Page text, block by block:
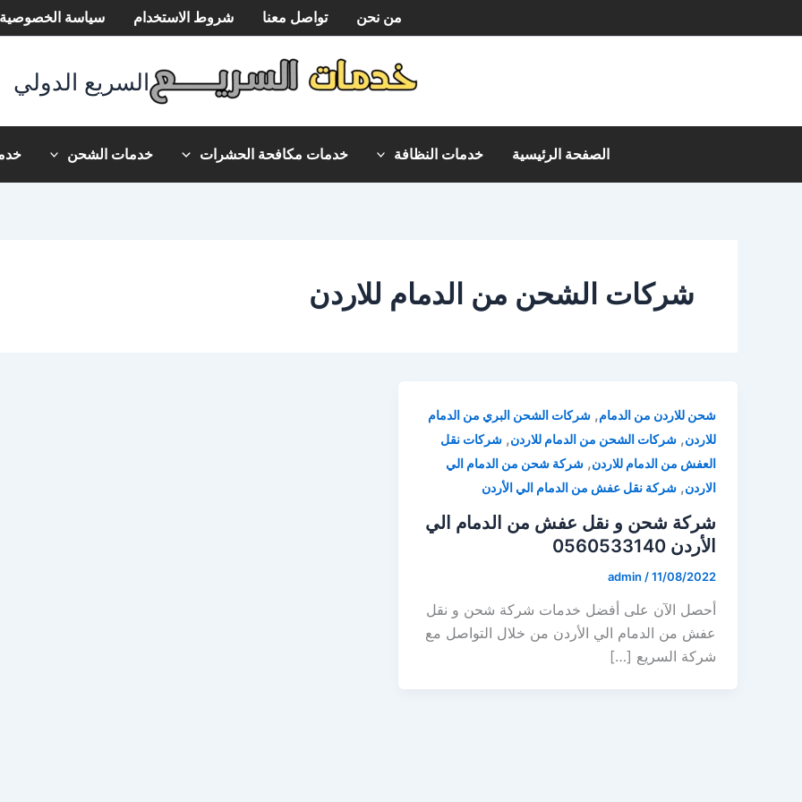
إلى
من نحن تواصل معنا شروط الاستخدام سياسة الخصوصية
السريع الدولي
الصفحة الرئيسية خدمات النظافة خدمات مكافحة الحشرات خدمات الشحن
شركات الشحن من الدمام للاردن
شحن للاردن من الدمام, شركات الشحن البري من الدمام
للاردن, شركات الشحن من الدمام للاردن, شركات نقل
العفش من الدمام للاردن, شركة شحن من الدمام الي
الاردن, شركة نقل عفش من الدمام الي الأردن
شركة شحن و نقل عفش من الدمام الي
الأردن 0560533140
admin /11/08/2022
أحصل الآن على أفضل خدمات شركة شحن و نقل
عفش من الدمام الي الأردن من خلال التواصل مع
شركة السريع […]